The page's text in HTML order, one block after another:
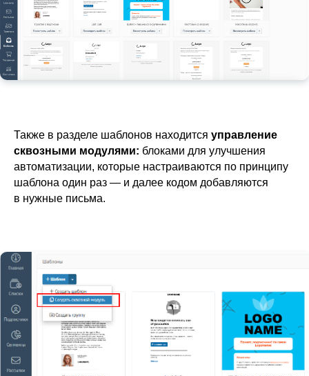
Также в разделе шаблонов находится управление
сквозными модулями: блоками для улучшения
автоматизации, которые настраиваются по принципу
шаблона один раз — и далее кодом добавляются
в нужные письма.